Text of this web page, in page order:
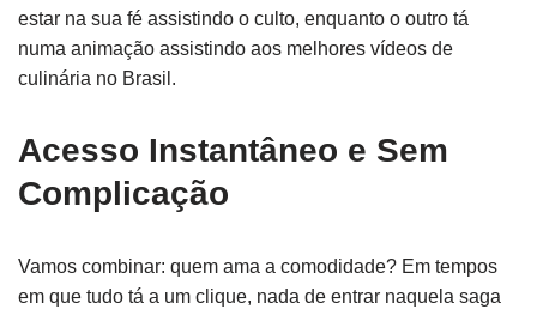
estar na sua fé assistindo o culto, enquanto o outro tá
numa animação assistindo aos melhores vídeos de
culinária no Brasil.
Acesso Instantâneo e Sem
Complicação
Vamos combinar: quem ama a comodidade? Em tempos
em que tudo tá a um clique, nada de entrar naquela saga